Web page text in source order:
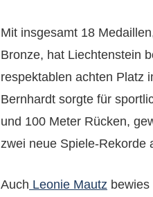
Mit insgesamt 18
Bronze, hat Liechtenstein
respektablen achten Platz
Bernhardt sorgte für
und 100 Meter Rücken,
zwei neue Spiele-Rekorde
Auch Leonie Mautz